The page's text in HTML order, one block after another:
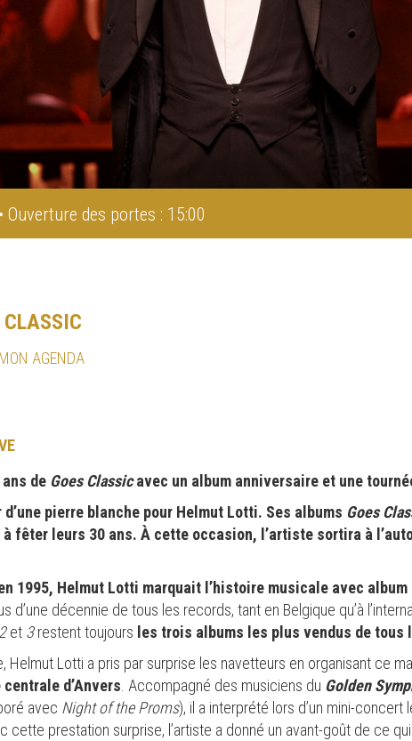
• Ouverture des portes : 15:00
CLASSIC
AGENDA
de Goes Classicavec un album anniversaire et une
d’une pierre blanche pour Helmut Lotti. Ses albums Goes
à fêter leurs 30 ans. À cette occasion, l’artiste sortira à
1995, Helmut Lotti marquait l’histoire musicale avec album
d’une décennie de tous les records, tant en Belgique qu’à
et 3restent toujours les trois albums les plus vendus de tous
Helmut Lotti a pris par surprise les navetteurs en organisant ce
centrale d’Anvers . Accompagné des musiciens du Golden
avec Night of the Proms), il a interprété lors d’un mini-concert
cette prestation surprise, l’artiste a donné un avant-goût de ce